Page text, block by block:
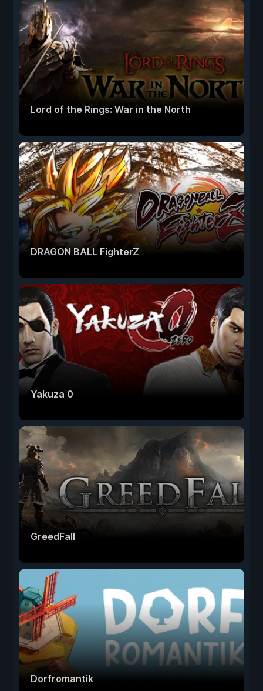
Lord of the Rings: War in the North
DRAGON BALL FighterZ
Yakuza 0
GreedFall
Dorfromantik